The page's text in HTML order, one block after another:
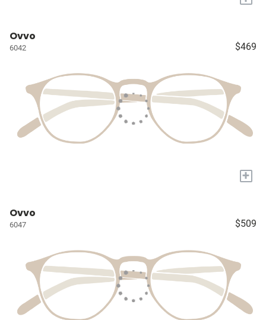
Ovvo
6042 $469
+
Ovvo
6047 $509